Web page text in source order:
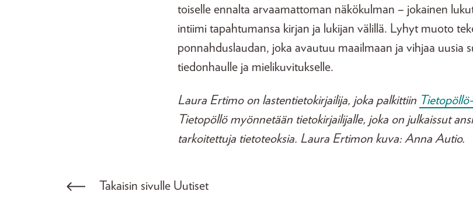
toiselle ennalta arvaamattoman näkökulman – jokainen
intiimi tapahtumansa kirjan ja lukijan välillä. Lyhyt muoto
ponnahduslaudan, joka avautuu maailmaan ja vihjaa uusia
tiedonhaulle ja mielikuvitukselle.
Laura Ertimo on lastentietokirjailija, joka palkittiin
Tietopöllö myönnetään tietokirjailijalle, joka on julkaissut
tarkoitettuja tietoteoksia. Laura Ertimon kuva: Anna Autio.
Takaisin sivulle Uutiset